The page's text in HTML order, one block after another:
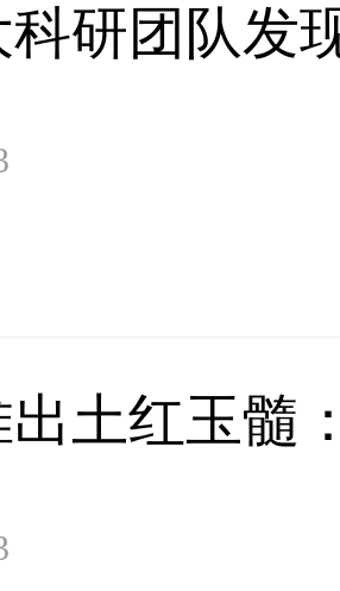
科研团队发
出土红玉髓